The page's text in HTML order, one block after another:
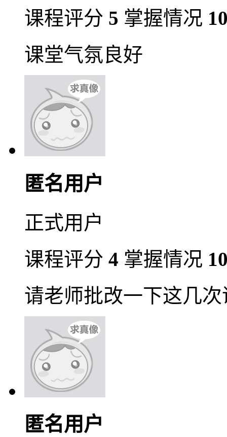
课程评分 5 掌握情况
课堂气氛良好
匿名用户
正式用户
课程评分 4 掌握情况
请老师批改一下这几
匿名用户